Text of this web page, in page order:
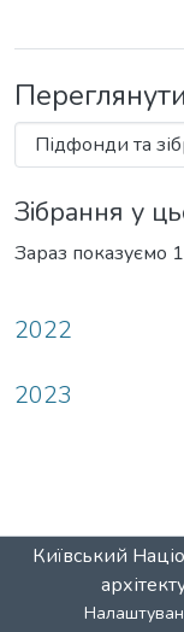
Переглянути
Зібрання у
Зараз показуємо
2022
2023
Київський